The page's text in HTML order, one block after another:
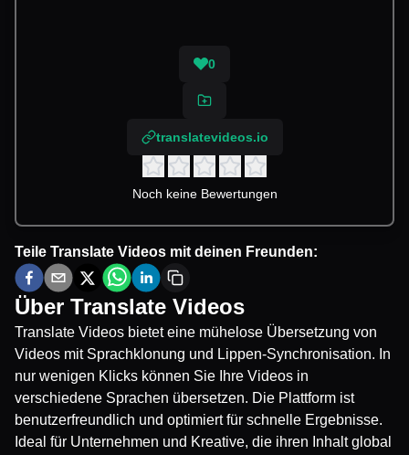
0
translatevideos.io
Noch keine Bewertungen
Teile Translate Videos mit deinen Freunden:
Über Translate Videos
Translate Videos bietet eine mühelose Übersetzung von
Videos mit Sprachklonung und Lippen-Synchronisation. In
nur wenigen Klicks können Sie Ihre Videos in
verschiedene Sprachen übersetzen. Die Plattform ist
benutzerfreundlich und optimiert für schnelle Ergebnisse.
Ideal für Unternehmen und Kreative, die ihren Inhalt global